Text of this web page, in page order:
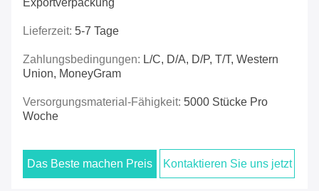
Exportverpackung
Lieferzeit: 5-7 Tage
Zahlungsbedingungen: L/C, D/A, D/P, T/T, Western
Union, MoneyGram
Versorgungsmaterial-Fähigkeit: 5000 Stücke Pro
Woche
Das Beste machen Preis Kontaktieren Sie uns jetzt